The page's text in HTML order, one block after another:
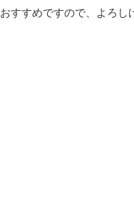
おすすめですので、よろし